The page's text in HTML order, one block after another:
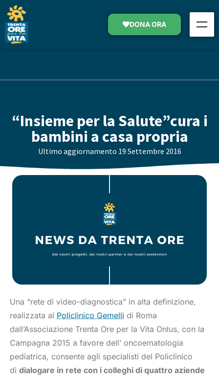
DONA ORA
“Insieme per la Salute”cura i
bambini a casa propria
Ultimo aggiornamento 19 Settembre 2016
Una “rete di video-diagnostica” in alta definizione,
realizzata al Policlinico Gemelli di Roma
dall’Associazione Trenta Ore per la Vita Onlus, con la
Campagna 2015 a favore dell’ oncoematologia
pediatrica, consente agli specialisti del Policlinico
di dialogare in rete con i colleghi di quattro aziende